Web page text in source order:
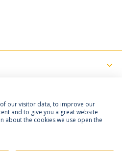
Termos e Condições
our visitor data, to improve our
and to give you a great website
about the cookies we use open the